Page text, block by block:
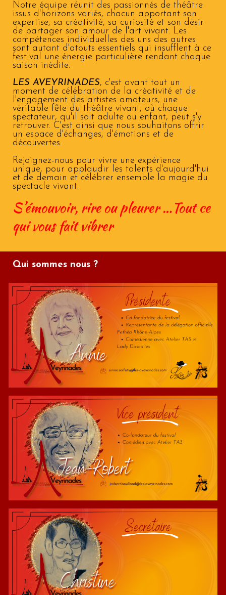
Notre équipe réunit des passionnés de théâtre
issus d'horizons variés, chacun apportant son
expertise, sa créativité, sa curiosité et son désir
de partager son amour de l'art vivant. Les
compétences individuelles des uns des autres
sont autant d'atouts essentiels qui insufflent à ce
festival une énergie particulière rendant chaque
saison inédite.
LES AVEYRINADES, c'est avant tout un
moment de célébration de la créativité et de
l'engagement des artistes amateurs, une
véritable fête du théâtre vivant, où chaque
spectateur, qu'il soit adulte ou enfant, peut s'y
retrouver. C'est ainsi que nous souhaitons offrir
un espace d'échanges, d'émotions et de
découvertes.
Rejoignez-nous pour vivre une expérience
unique, pour applaudir les talents d'aujourd'hui
et de demain et célébrer ensemble la magie du
spectacle vivant.
S’émouvoir, rire ou pleurer …Tout ce
qui vous fait vibrer
Qui sommes nous ?